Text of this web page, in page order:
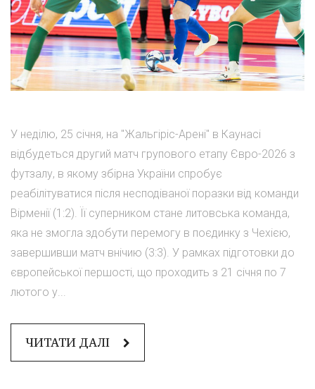
У неділю, 25 січня, на "Жальгіріс-Арені" в Каунасі
відбудеться другий матч групового етапу Євро-2026 з
футзалу, в якому збірна України спробує
реабілітуватися після несподіваної поразки від команди
Вірменії (1:2). Її суперником стане литовська команда,
яка не змогла здобути перемогу в поєдинку з Чехією,
завершивши матч внічию (3:3). У рамках підготовки до
європейської першості, що проходить з 21 січня по 7
лютого у...
ЧИТАТИ ДАЛІ